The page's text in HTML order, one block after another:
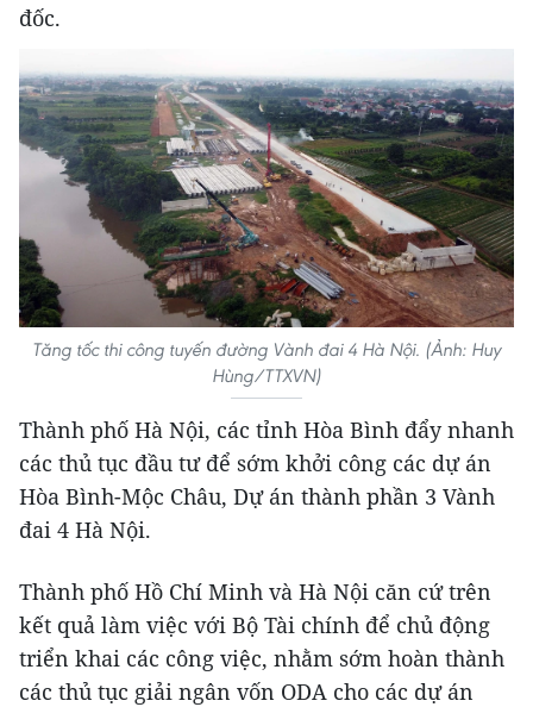
đốc.
Tăng tốc thi công tuyến đường Vành đai 4 Hà Nội. (Ảnh: Huy
Hùng/TTXVN)
Thành phố Hà Nội, các tỉnh Hòa Bình đẩy nhanh
các thủ tục đầu tư để sớm khởi công các dự án
Hòa Bình-Mộc Châu, Dự án thành phần 3 Vành
đai 4 Hà Nội.
Thành phố Hồ Chí Minh và Hà Nội căn cứ trên
kết quả làm việc với Bộ Tài chính để chủ động
triển khai các công việc, nhằm sớm hoàn thành
các thủ tục giải ngân vốn ODA cho các dự án